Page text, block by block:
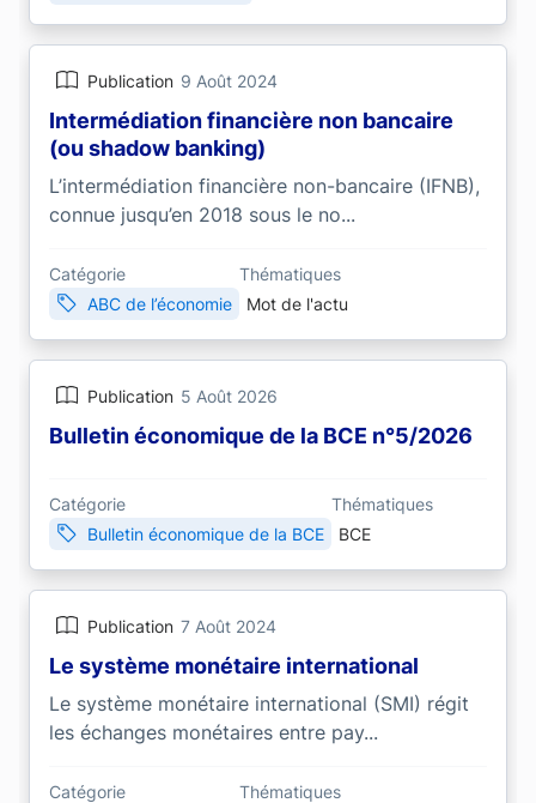
Publication 9 Août 2024
Intermédiation financière non bancaire
(ou shadow banking)
L’intermédiation financière non-bancaire (IFNB),
connue jusqu’en 2018 sous le no...
Catégorie
ABC de l’économie
Thématiques
Mot de l'actu
Publication 5 Août 2026
Bulletin économique de la BCE n°5/2026
Catégorie
Bulletin économique de la BCE
Thématiques
BCE
Publication 7 Août 2024
Le système monétaire international
Le système monétaire international (SMI) régit
les échanges monétaires entre pay...
Catégorie
Thématiques